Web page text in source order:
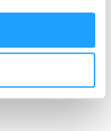
DXF datoteka i
podijeliti izrađeni
da je TechCAD
svojim dizajnom
besplatni